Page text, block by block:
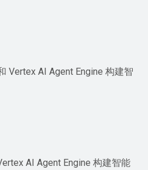
Vertex AI Agent Engine 构建智
AI Agent Engine 构建智能